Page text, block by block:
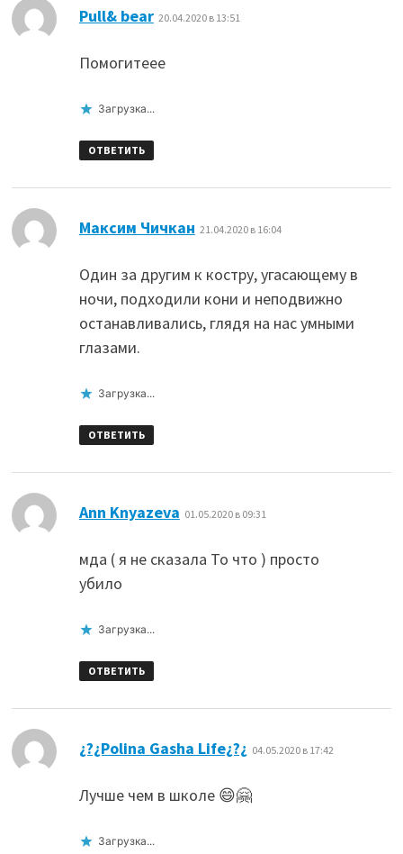
Pull& bear: 20.04.2020 в 13:51
Помогитеее
Загрузка...
ОТВЕТИТЬ
Максим Чичкан 21.04.2020 в 16:04
Один за другим к костру, угасающему в
ночи, подходили кони и неподвижно
останавливались, глядя на нас умными
глазами.
Загрузка...
ОТВЕТИТЬ
Ann Knyazeva 01.05.2020 в 09:31
мда ( я не сказала То что ) просто
убило
Загрузка...
ОТВЕТИТЬ
¿?¿Polina Gasha Life¿?¿ 04.05.2020 в 17:42
Лучше чем в школе 😄🤗
Загрузка...